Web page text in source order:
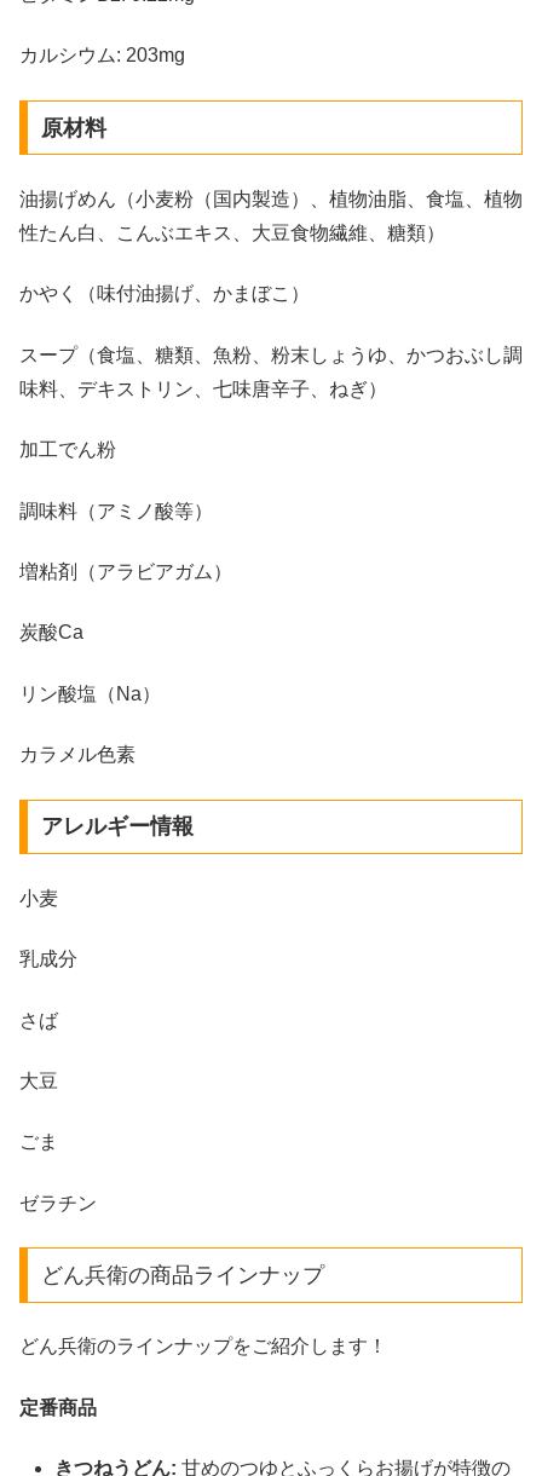
カルシウム: 203mg
原材料
油揚げめん（小麦粉（国内製造）、植物油脂、食塩、植物
性たん白、こんぶエキス、大豆食物繊維、糖類）
かやく（味付油揚げ、かまぼこ）
スープ（食塩、糖類、魚粉、粉末しょうゆ、かつおぶし調
味料、デキストリン、七味唐辛子、ねぎ）
加工でん粉
調味料（アミノ酸等）
増粘剤（アラビアガム）
炭酸Ca
リン酸塩（Na）
カラメル色素
アレルギー情報
小麦
乳成分
さば
大豆
ごま
ゼラチン
どん兵衛の商品ラインナップ
どん兵衛のラインナップをご紹介します！
定番商品
きつねうどん: 甘めのつゆとふっくらお揚げが特徴の